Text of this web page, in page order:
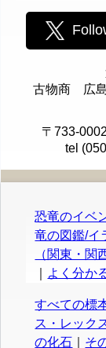
古物商 広
〒733-
tel
恐竜のイベ
竜の図鑑/イ
（関東・関
よく分か
すべての標
ス・レック
の化石
そ